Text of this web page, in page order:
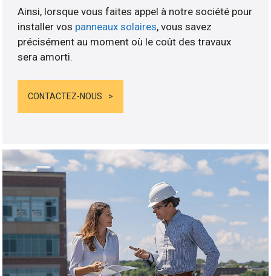
Ainsi, lorsque vous faites appel à notre société pour
installer vos panneaux solaires, vous savez
précisément au moment où le coût des travaux
sera amorti.
CONTACTEZ-NOUS